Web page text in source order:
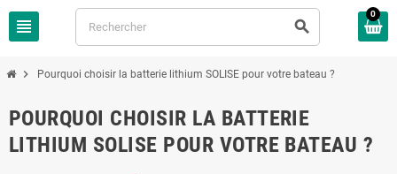
view_headline search
0
chevron_right Pourquoi choisir la batterie lithium SOLISE pour votre bateau ?
POURQUOI CHOISIR LA BATTERIE
LITHIUM SOLISE POUR VOTRE BATEAU ?